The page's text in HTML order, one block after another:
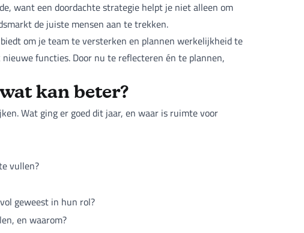
want een doordachte strategie helpt je niet alleen om
de juiste mensen aan te trekken.
om je team te versterken en plannen werkelijkheid te
nieuwe functies. Door nu te reflecteren én te plannen,
kan beter?
Wat ging er goed dit jaar, en waar is ruimte voor
vullen?
geweest in hun rol?
en waarom?